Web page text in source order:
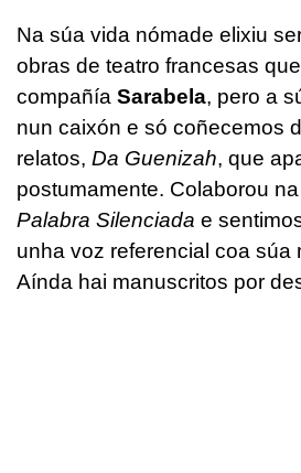
Na súa vida nómade elixiu
obras de teatro francesas
compañía Sarabela, pero a
nun caixón e só coñecemos
relatos, Da Guenizah, que
postumamente. Colaborou
Palabra Silenciada e
unha voz referencial coa súa
Aínda hai manuscritos por